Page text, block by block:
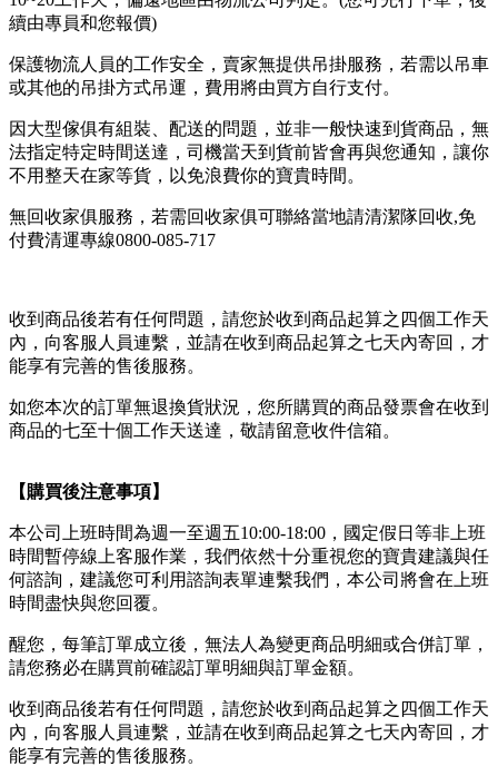
續由專員和您報價)
保護物流人員的工作安全，賣家無提供吊掛服務，若需以吊車
或其他的吊掛方式吊運，費用將由買方自行支付。
因大型傢俱有組裝、配送的問題，並非一般快速到貨商品，無
法指定特定時間送達，司機當天到貨前皆會再與您通知，讓你
不用整天在家等貨，以免浪費你的寶貴時間。
無回收家俱服務，若需回收家俱可聯絡當地請清潔隊回收,免
付費清運專線0800-085-717
收到商品後若有任何問題，請您於收到商品起算之四個工作天
內，向客服人員連繫，並請在收到商品起算之七天內寄回，才
能享有完善的售後服務。
如您本次的訂單無退換貨狀況，您所購買的商品發票會在收到
商品的七至十個工作天送達，敬請留意收件信箱。
【購買後注意事項】
本公司上班時間為週一至週五10:00-18:00，國定假日等非上班
時間暫停線上客服作業，我們依然十分重視您的寶貴建議與任
何諮詢，建議您可利用諮詢表單連繫我們，本公司將會在上班
時間盡快與您回覆。
醒您，每筆訂單成立後，無法人為變更商品明細或合併訂單，
請您務必在購買前確認訂單明細與訂單金額。
收到商品後若有任何問題，請您於收到商品起算之四個工作天
內，向客服人員連繫，並請在收到商品起算之七天內寄回，才
能享有完善的售後服務。